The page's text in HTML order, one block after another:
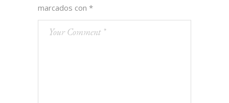
marcados con *